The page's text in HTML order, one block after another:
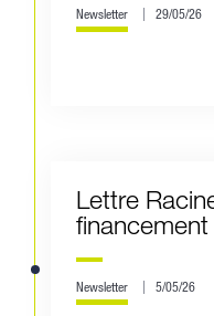
Newsletter 29/05/26
Lettre
Newsletter 5/05/26